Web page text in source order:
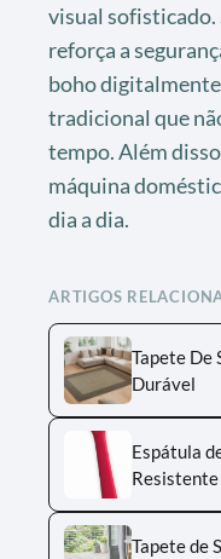
visual
reforça a
boho
tradicional que
tempo. Além
máquina
dia a dia.
ARTIGOS
Tapete De
Durável
Espátula
Tapete de